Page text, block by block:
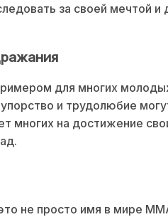
за своей мечтой и
для многих
и трудолюбие
многих на достижение
не просто имя в мире